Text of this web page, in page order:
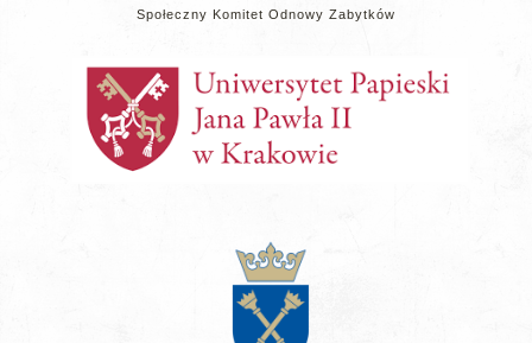
Społeczny Komitet Odnowy Zabytków